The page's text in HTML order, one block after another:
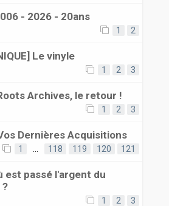
- 2026 - 20ans
1 2
Le vinyle
1 2 3
Archives, le retour !
1 2 3
Dernières Acquisitions
1 118 119 120 121
est passé l'argent du
?
1 2 3